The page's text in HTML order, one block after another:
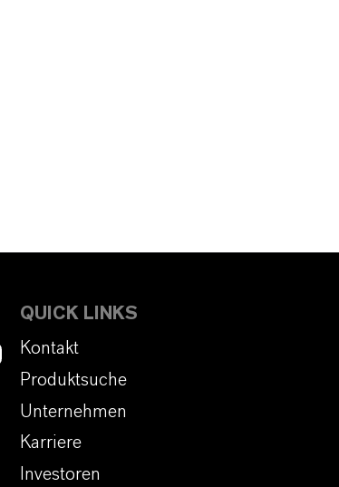
QUICK LINKS
Kontakt
Produktsuche
Unternehmen
Karriere
Investoren